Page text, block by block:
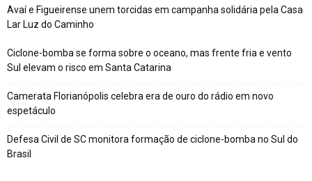
Avaí e Figueirense unem torcidas em campanha solidária pela Casa
Lar Luz do Caminho
Ciclone-bomba se forma sobre o oceano, mas frente fria e vento
Sul elevam o risco em Santa Catarina
Camerata Florianópolis celebra era de ouro do rádio em novo
espetáculo
Defesa Civil de SC monitora formação de ciclone-bomba no Sul do
Brasil